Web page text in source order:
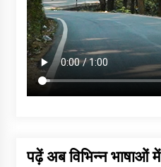
पढ़ें अब विभिन्न भाषाओं में